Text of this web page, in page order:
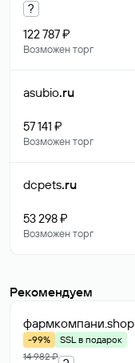
?
122 787 ₽
Возможен торг
asubio.ru
57 141 ₽
Возможен торг
dcpets.ru
53 298 ₽
Возможен торг
Рекомендуем
фармкомпани.shop
-99%
SSL в подарок
14 982 ₽